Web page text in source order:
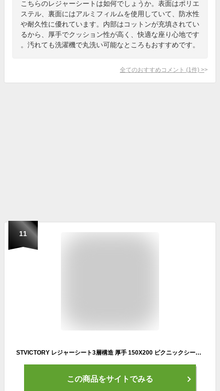
こちらのレジャーシートは如何でしょうか。表面はポリエ
ステル、裏面にはアルミフィルムを使用していて、防水性
や耐久性に優れています。内部はコットンが充填されてい
るから、厚手でクッション性が高く、快適な座り心地です
。汚れても洗濯機で丸洗い可能なところもおすすめです。
全てのおすすめコメント (1 件) >
11
STVICTORY レジャーシート3層構造 厚手 150X200 ピクニックシート大判 軽量 防水 防湿 ピクニックマット 洗濯機洗い可 折り畳みやすい 収納袋付き (ネービー)
この商品をサイトでみる